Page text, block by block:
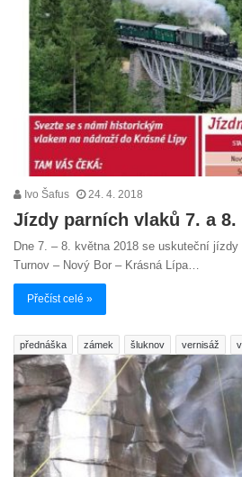
Ivo Šafus 24. 4. 2018
Jízdy parních vlaků 7. a 8.
Dne 7. – 8. května 2018 se uskuteční
Turnov – Nový Bor – Krásná Lípa…
Přečíst celé »
přednáška zámek šluknov vernisáž